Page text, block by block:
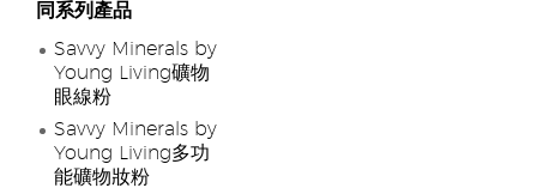
同系列產品
Savvy Minerals by
Young Living礦物
眼線粉
Savvy Minerals by
Young Living多功
能礦物妝粉